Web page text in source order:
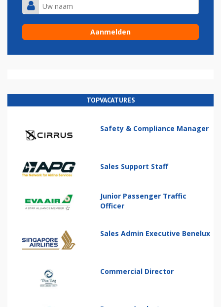
TOPVACATURES
Safety & Compliance Manager
Sales Support Staff
Junior Passenger Traffic
Officer
Sales Admin Executive Benelux
Commercial Director